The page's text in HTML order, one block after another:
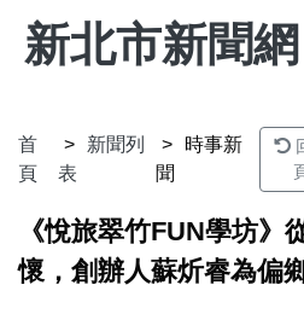
新北市新聞網
首
頁
新聞列
表
時事新
聞
《悅旅翠竹FUN學坊》
懷，創辦人蘇炘睿為偏